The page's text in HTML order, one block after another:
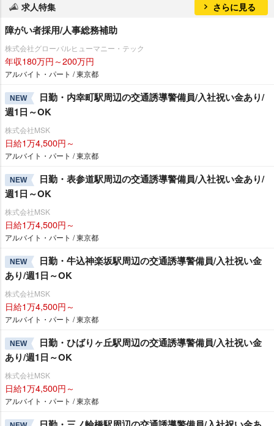
求人特集 さらに見る
障がい者採用/人事総務補助
株式会社グローバルヒューマニー・テック
年収180万円～200万円
アルバイト・パート / 東京都
NEW
日勤・内幸町駅周辺の交通誘導警備員/入社祝い金あり/
週1日～OK
株式会社MSK
日給1万4,500円～
アルバイト・パート / 東京都
NEW
日勤・表参道駅周辺の交通誘導警備員/入社祝い金あり/
週1日～OK
株式会社MSK
日給1万4,500円～
アルバイト・パート / 東京都
NEW
日勤・牛込神楽坂駅周辺の交通誘導警備員/入社祝い金
あり/週1日～OK
株式会社MSK
日給1万4,500円～
アルバイト・パート / 東京都
NEW
日勤・ひばりヶ丘駅周辺の交通誘導警備員/入社祝い金
あり/週1日～OK
株式会社MSK
日給1万4,500円～
アルバイト・パート / 東京都